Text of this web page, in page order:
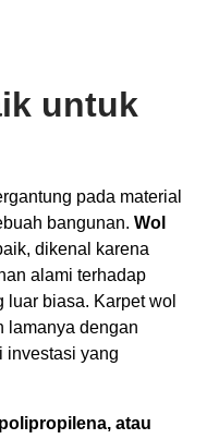
untuk
pada material
bangunan. Wol
dikenal karena
alami terhadap
luar biasa. Karpet wol
lamanya dengan
investasi yang
atau